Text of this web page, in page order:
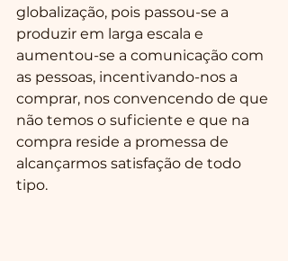
globalização, pois passou-se a
produzir em larga escala e
aumentou-se a comunicação com
as pessoas, incentivando-nos a
comprar, nos convencendo de que
não temos o suficiente e que na
compra reside a promessa de
alcançarmos satisfação de todo
tipo.